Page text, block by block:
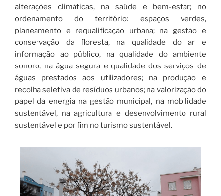
alterações climáticas, na saúde e bem-estar; no
ordenamento do território: espaços verdes,
planeamento e requalificação urbana; na gestão e
conservação da floresta, na qualidade do ar e
informação ao público, na qualidade do ambiente
sonoro, na água segura e qualidade dos serviços de
águas prestados aos utilizadores; na produção e
recolha seletiva de resíduos urbanos; na valorização do
papel da energia na gestão municipal, na mobilidade
sustentável, na agricultura e desenvolvimento rural
sustentável e por fim no turismo sustentável.